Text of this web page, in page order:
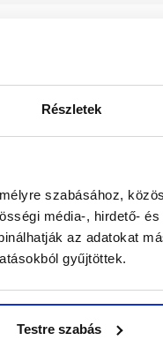
Részletek
szabásához,
média-, hirdető-
az adatokat
gyűjtöttek.
Testre szabás
alumínium
alatt kell
alaktartó. meggátolja